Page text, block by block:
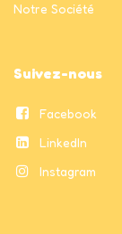
Notre Société
Suivez-nous
Facebook
LinkedIn
Instagram